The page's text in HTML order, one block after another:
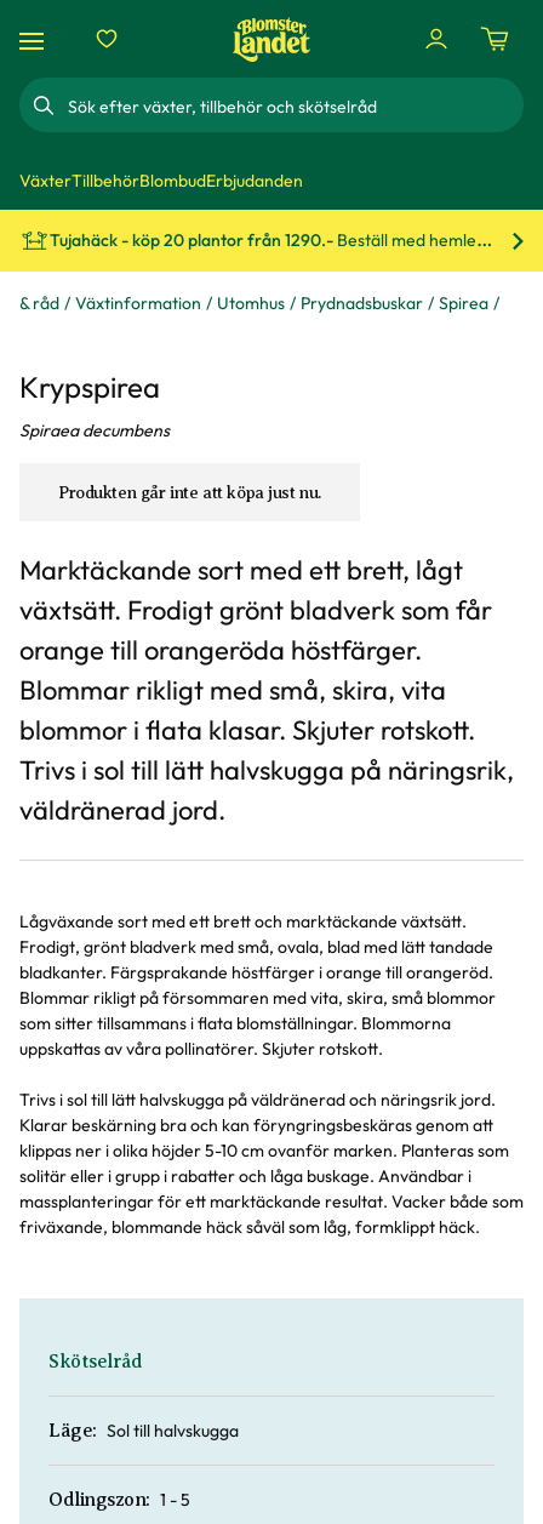
Sök
VäxterTillbehörBlombudErbjudanden
Tujahäck - köp 20 plantor från 1290.- Beställ med hemleverans!
& råd Växtinformation Utomhus Prydnadsbuskar Spirea
Krypspirea
Spiraea decumbens
Produkten går inte att köpa just nu.
Marktäckande sort med ett brett, lågt
växtsätt. Frodigt grönt bladverk som får
orange till orangeröda höstfärger.
Blommar rikligt med små, skira, vita
blommor i flata klasar. Skjuter rotskott.
Trivs i sol till lätt halvskugga på näringsrik,
väldränerad jord.
Lågväxande sort med ett brett och marktäckande växtsätt.
Frodigt, grönt bladverk med små, ovala, blad med lätt tandade
bladkanter. Färgsprakande höstfärger i orange till orangeröd.
Blommar rikligt på försommaren med vita, skira, små blommor
som sitter tillsammans i flata blomställningar. Blommorna
uppskattas av våra pollinatörer. Skjuter rotskott.
Trivs i sol till lätt halvskugga på väldränerad och näringsrik jord.
Klarar beskärning bra och kan föryngringsbeskäras genom att
klippas ner i olika höjder 5-10 cm ovanför marken. Planteras som
solitär eller i grupp i rabatter och låga buskage. Användbar i
massplanteringar för ett marktäckande resultat. Vacker både som
friväxande, blommande häck såväl som låg, formklippt häck.
Skötselråd
Läge: Sol till halvskugga
Odlingszon: 1 - 5